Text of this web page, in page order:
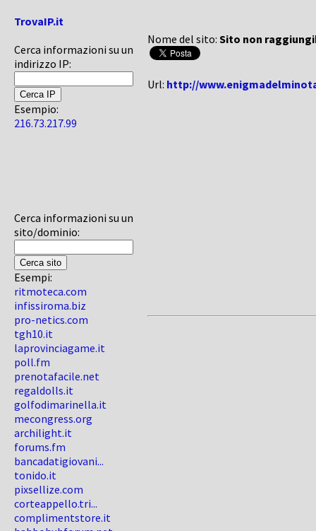
TrovaIP.it
Cerca informazioni su un
indirizzo IP:
Esempio:
216.73.217.99
Cerca informazioni su un
sito/dominio:
Esempi:
ritmoteca.com
infissiroma.biz
pro-netics.com
tgh10.it
laprovinciagame.it
poll.fm
prenotafacile.net
regaldolls.it
golfodimarinella.it
mecongress.org
archilight.it
forums.fm
bancadatigiovani...
tonido.it
pixsellize.com
corteappello.tri...
complimentstore.it
Nome del sito: Sito non
Url: http://